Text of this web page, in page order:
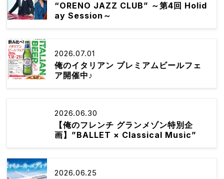
“ORENO JAZZ CLUB” ～第4回 Holid
ay Session～
2026.07.01
俺のイタリアン プレミアムビールフェ
ア開催中♪
2026.06.30
【俺のフレンチ グランメゾン特別企
画】”BALLET × Classical Music”
2026.06.25